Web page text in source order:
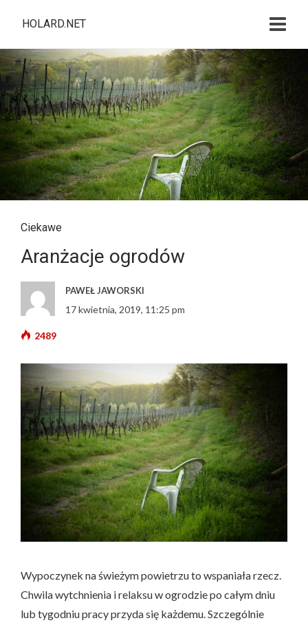
HOLARD.NET
Ciekawe
Aranżacje ogrodów
PAWEŁ JAWORSKI
17 kwietnia, 2019, 11:25 pm
2489
Wypoczynek na świeżym powietrzu to wspaniała rzecz.
Chwila wytchnienia i relaksu w ogrodzie po całym dniu
lub tygodniu pracy przyda się każdemu. Szczególnie